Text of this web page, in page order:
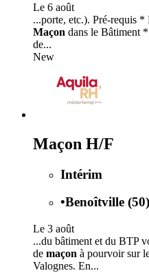
Le 6 août
...porte, etc.). Pré-requis *
Maçon dans le Bâtiment
de...
New
Maçon H/F
Intérim
•Benoîtville (50)
Le 3 août
...du bâtiment et du BTP
de maçon à pourvoir sur
Valognes. En...